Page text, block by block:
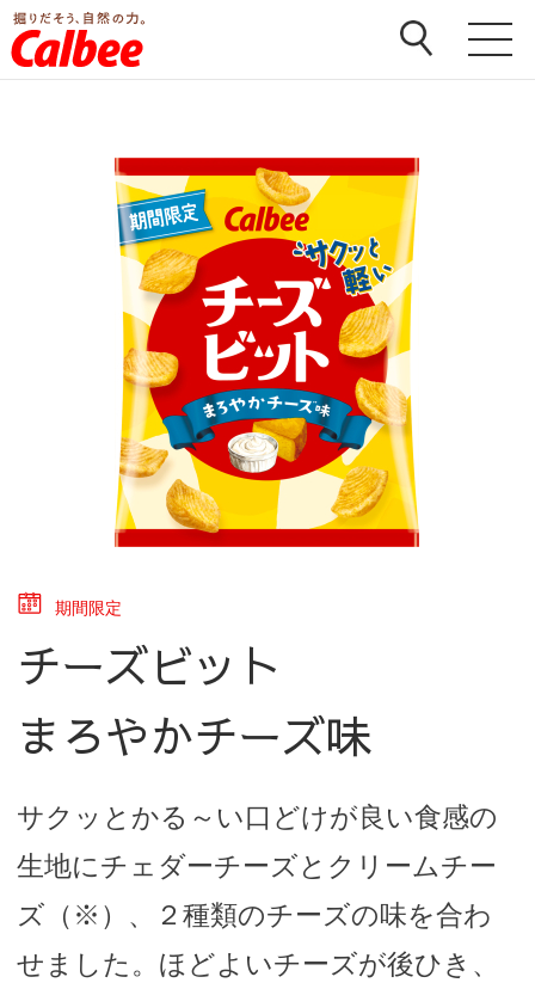
ホーム > 商品
チーズビット まろやか
チーズ味
期間限定
チーズビット
まろやかチーズ味
サクッとかる～い口どけが良い食感の
生地にチェダーチーズとクリームチー
ズ（※）、２種類のチーズの味を合わ
せました。ほどよいチーズが後ひき、